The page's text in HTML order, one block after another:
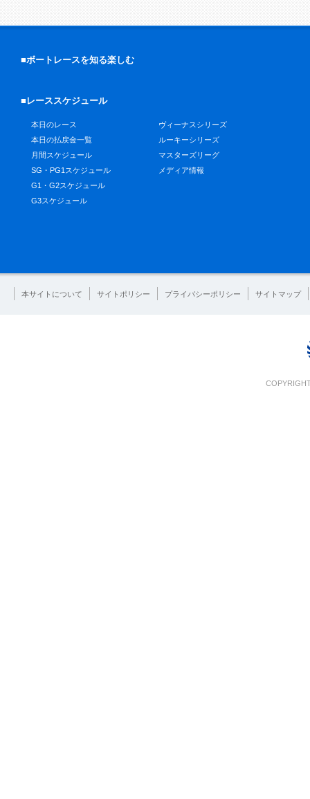
■ボートレースを知る楽しむ
■レーススケジュール
本日のレース
本日の払戻金一覧
月間スケジュール
SG・PG1スケジュール
G1・G2スケジュール
G3スケジュール
ヴィーナスシリーズ
ルーキーシリーズ
マスターズリーグ
メディア情報
本サイトについて サイトポリシー プライバシーポリシー サイトマップ